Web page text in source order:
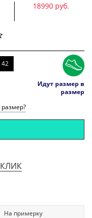
18990 руб.
42
Идут размер в
размер
На примерку